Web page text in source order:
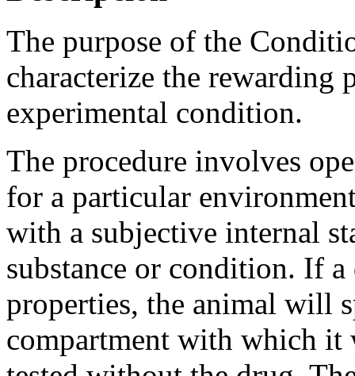
The purpose of the
characterize the rewarding
experimental condition.
The procedure involves
for a particular
with a subjective internal
substance or condition. If
properties, the animal will
compartment with which it